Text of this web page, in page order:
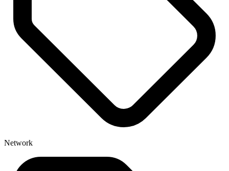
Network